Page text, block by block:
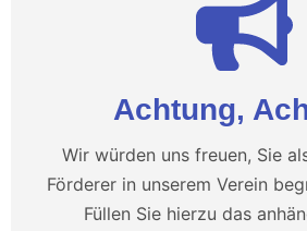
Achtung,
Wir würden uns freuen, Sie
Förderer in unserem Verein
Füllen Sie hierzu das